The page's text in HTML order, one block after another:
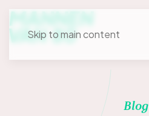
Skip to main content
Blog